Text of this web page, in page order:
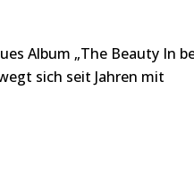
Album „The Beauty In
sich seit Jahren mit